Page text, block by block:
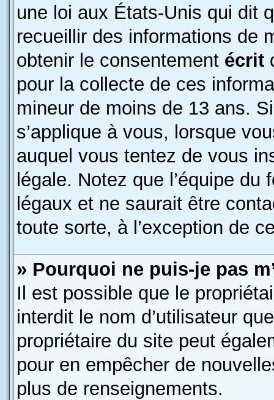
une loi aux États-Unis qui dit
recueillir des informations de
obtenir le consentement écrit
pour la collecte de ces
mineur de moins de 13 ans.
s’applique à vous, lorsque
auquel vous tentez de vous
légale. Notez que l’équipe
légaux et ne saurait être
toute sorte, à l’exception de
» Pourquoi ne puis-je pas
Il est possible que le
interdit le nom d’utilisateur
propriétaire du site peut
pour en empêcher de
plus de renseignements.